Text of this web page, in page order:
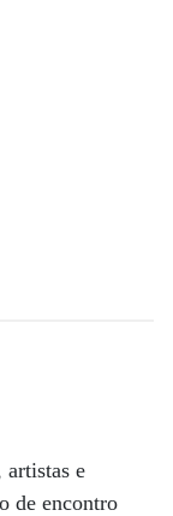
artistas e
de encontro